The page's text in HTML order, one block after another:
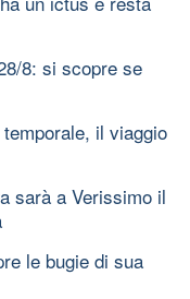
8: si scopre se
il viaggio
sarà a Verissimo il
le bugie di sua